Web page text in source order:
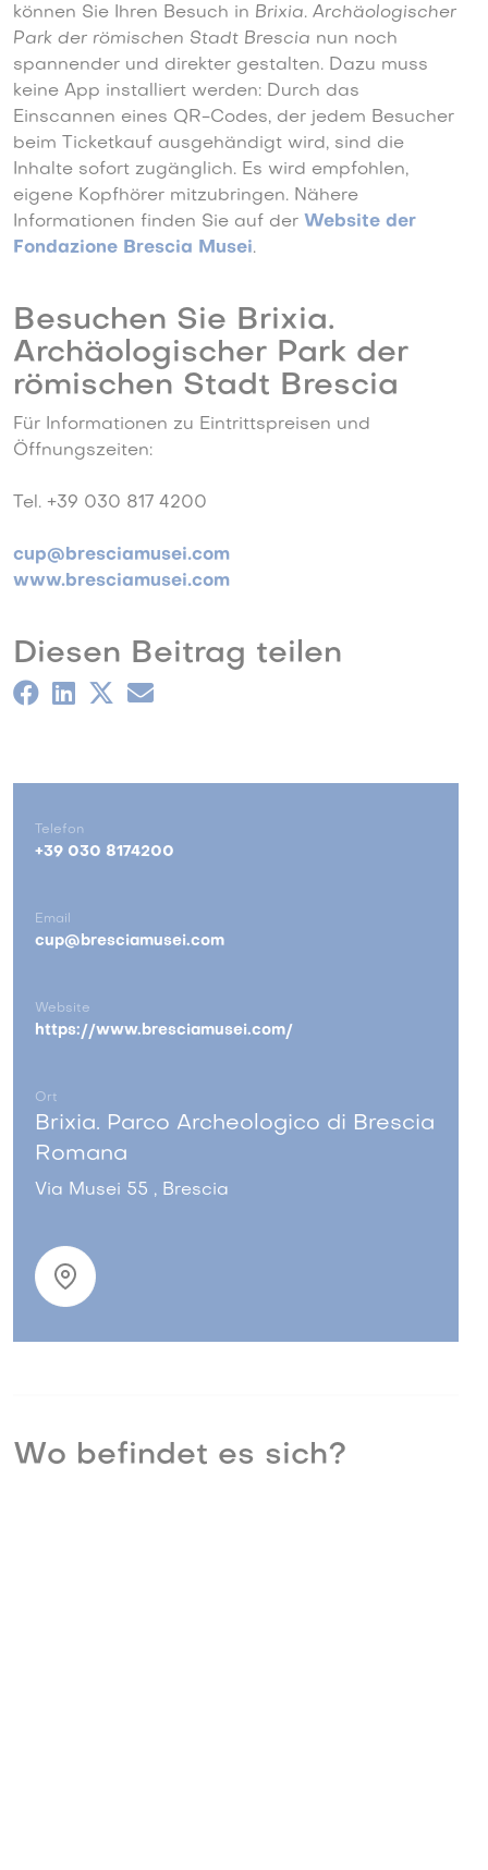
können Sie Ihren Besuch in Brixia. Archäologischer
Park der römischen Stadt Brescia nun noch
spannender und direkter gestalten. Dazu muss
keine App installiert werden: Durch das
Einscannen eines QR-Codes, der jedem Besucher
beim Ticketkauf ausgehändigt wird, sind die
Inhalte sofort zugänglich. Es wird empfohlen,
eigene Kopfhörer mitzubringen. Nähere
Informationen finden Sie auf der Website der
Fondazione Brescia Musei.
Besuchen Sie Brixia.
Archäologischer Park der
römischen Stadt Brescia
Für Informationen zu Eintrittspreisen und
Öffnungszeiten:
Tel. +39 030 817 4200
cup@bresciamusei.com
www.bresciamusei.com
Diesen Beitrag teilen
Telefon
+39 030 8174200
Email
cup@bresciamusei.com
Website
https://www.bresciamusei.com/
Ort
Brixia. Parco Archeologico di Brescia
Romana
Via Musei 55 , Brescia
Wo befindet es sich?